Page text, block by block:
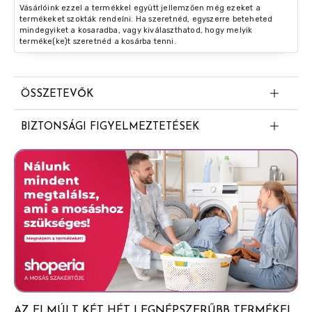
Vásárlóink ezzel a termékkel együtt jellemzően még ezeket a
termékeket szokták rendelni. Ha szeretnéd, egyszerre beteheted
mindegyiket a kosaradba, vagy kiválaszthatod, hogy melyik
terméke(ke)t szeretnéd a kosárba tenni.
ÖSSZETEVŐK
Isobutane
Aqua (Water)
Aluminum Chlorohydrate
Dicaprylyl Ether
Parfum (Fragrance)
Caprylic/Capric Triglyceride
Milk Extract
Isopropyl Myristate
BIZTONSÁGI FIGYELMEZTETÉSEK
VESZÉLY: Rendkívül tűzveszélyes aeroszol. Az edényben
túlnyomás uralkodik: hő hatására megrepedhet.
Gyermekektől elzárva tartandó. Hőtől, forró
felületektől, szikrától, nyílt lángtól és más
gyújtóforrástól távol tartandó. Tilos a dohányzás. Tilos
nyílt lángra vagy más gyújtóforrásra permetezni. Ne
lyukassza ki vagy égesse el, még használat után sem.
Napfénytől védendő. Nem érheti 50°C hőmérsékletet
meghaladó hő. Csak jól szellőztetett helyen
használható. Ne lélegezze be a permetet. Kerülje a